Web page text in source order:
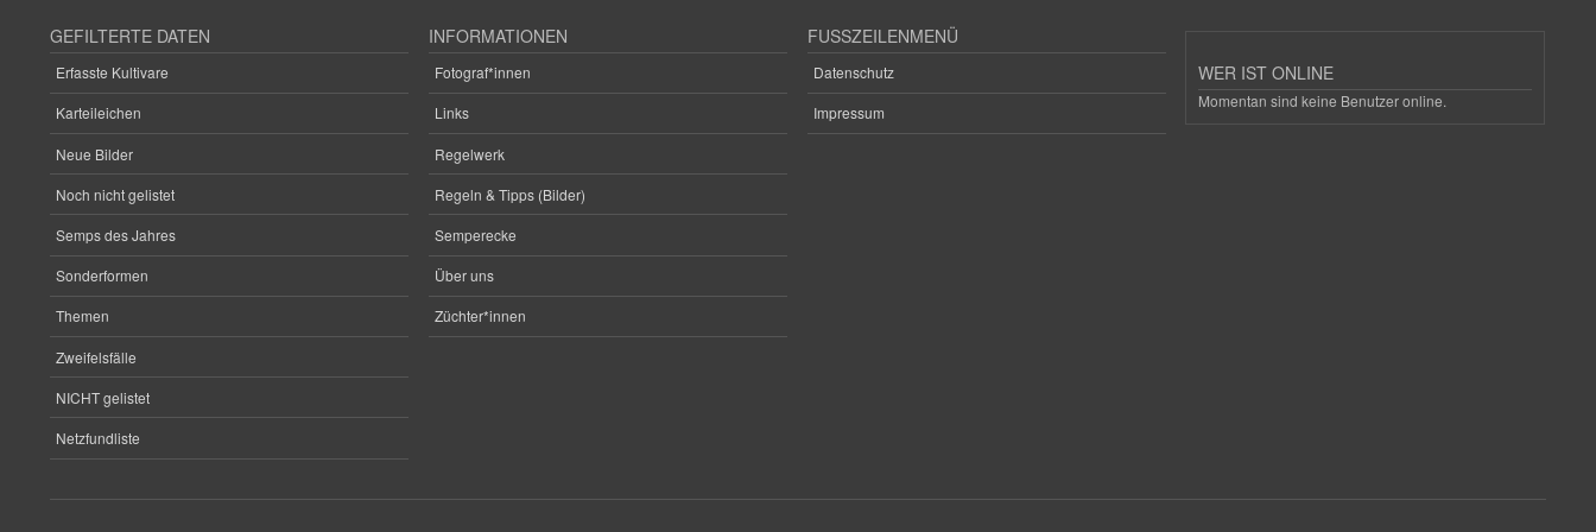
GEFILTERTE DATEN
Erfasste Kultivare
Karteileichen
Neue Bilder
Noch nicht gelistet
Semps des Jahres
Sonderformen
Themen
Zweifelsfälle
NICHT gelistet
Netzfundliste
INFORMATIONEN
Fotograf*innen
Links
Regelwerk
Regeln & Tipps (Bilder)
Semperecke
Über uns
Züchter*innen
FUSSZEILENMENÜ
Datenschutz
Impressum
WER IST ONLINE
Momentan sind keine Benutzer online.